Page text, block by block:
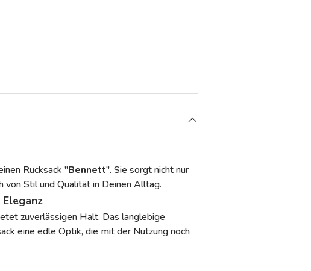
Rucksack "Bennett". Sie sorgt nicht nur
von Stil und Qualität in Deinen Alltag.
zuverlässigen Halt. Das langlebige
eine edle Optik, die mit der Nutzung noch